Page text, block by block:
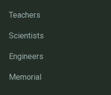
Teachers
Scientists
Engineers
Memorial